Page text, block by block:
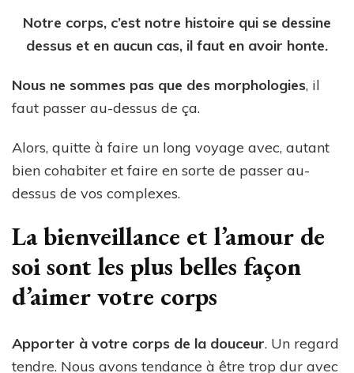
Notre corps, c’est notre histoire qui se dessine
dessus et en aucun cas, il faut en avoir honte.
Nous ne sommes pas que des morphologies, il
faut passer au-dessus de ça.
Alors, quitte à faire un long voyage avec, autant
bien cohabiter et faire en sorte de passer au-
dessus de vos complexes.
La bienveillance et l’amour de
soi sont les plus belles façon
d’aimer votre corps
Apporter à votre corps de la douceur. Un regard
tendre. Nous avons tendance à être trop dur avec